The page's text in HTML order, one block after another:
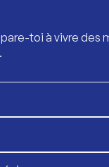
toi à vivre des